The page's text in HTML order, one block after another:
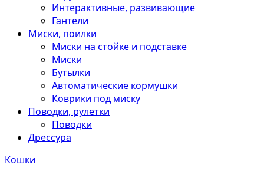
Интерактивные, развивающие
Гантели
Миски, поилки
Миски на стойке и подставке
Миски
Бутылки
Автоматические кормушки
Коврики под миску
Поводки, рулетки
Поводки
Дрессура
Кошки